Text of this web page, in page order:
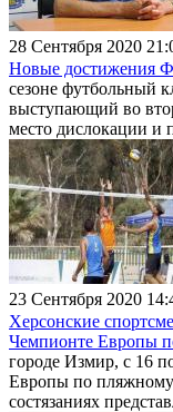
28 Сентября 2020
Новые достижения
сезоне футбольный
выступающий во
место дислокации и
23 Сентября 2020
Херсонские
Чемпионте Европы
городе Измир, с 16
Европы по пляжному
состязаниях